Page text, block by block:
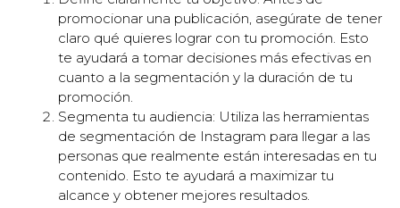
promocionar una publicación, asegúrate de tener
claro qué quieres lograr con tu promoción. Esto
te ayudará a tomar decisiones más efectivas en
cuanto a la segmentación y la duración de tu
promoción.
Segmenta tu audiencia: Utiliza las herramientas
de segmentación de Instagram para llegar a las
personas que realmente están interesadas en tu
contenido. Esto te ayudará a maximizar tu
alcance y obtener mejores resultados.